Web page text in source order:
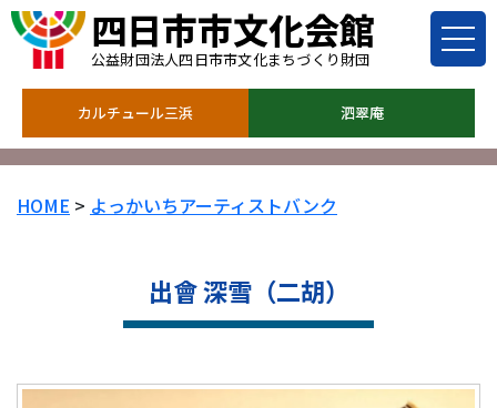
四日市市文化会館
公益財団法人四日市市文化まちづくり財団
カルチュール三浜 泗翠庵
HOME > よっかいちアーティストバンク
出會 深雪（二胡）